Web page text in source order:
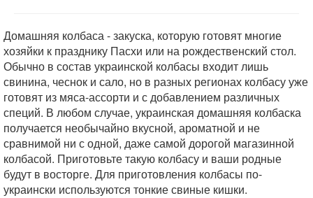
Домашняя колбаса - закуска, которую готовят многие
хозяйки к празднику Пасхи или на рождественский стол.
Обычно в состав украинской колбасы входит лишь
свинина, чеснок и сало, но в разных регионах колбасу уже
готовят из мяса-ассорти и с добавлением различных
специй. В любом случае, украинская домашняя колбаска
получается необычайно вкусной, ароматной и не
сравнимой ни с одной, даже самой дорогой магазинной
колбасой. Приготовьте такую колбасу и ваши родные
будут в восторге. Для приготовления колбасы по-
украински используются тонкие свиные кишки.